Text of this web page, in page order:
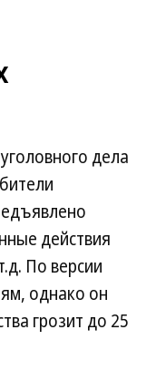
дела
действия
По версии
однако он
грозит до 25